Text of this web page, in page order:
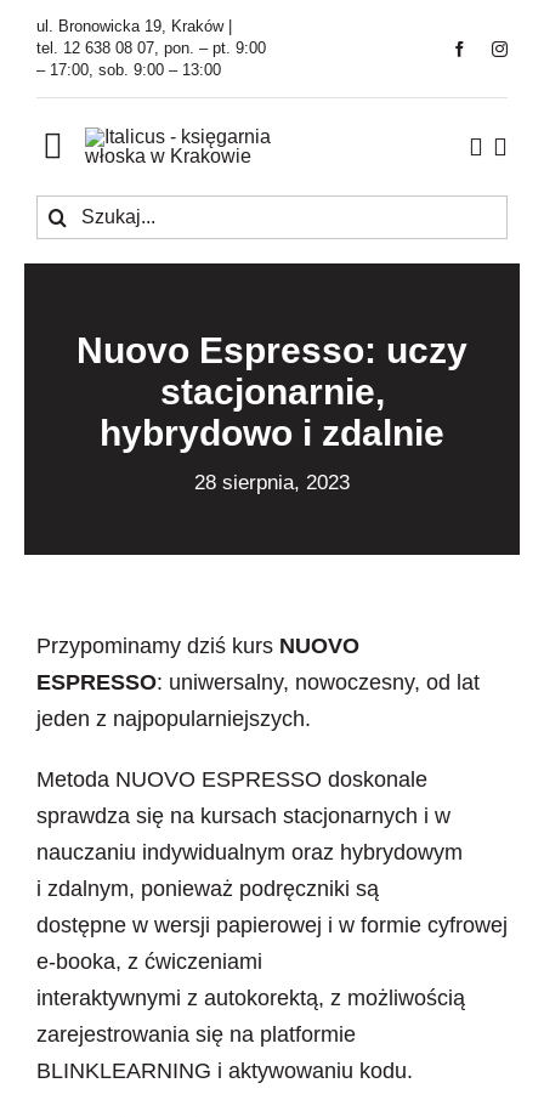
Przejdź
zawartości
ul. Bronowicka 19, Kraków |
tel. 12 638 08 07, pon. – pt. 9:00
– 17:00, sob. 9:00 – 13:00
Toggle
Navigation
Księgarnia
Tłumaczenia
O Firmie
Newsletter
Szukaj
Nuovo Espresso: uczy
stacjonarnie,
hybrydowo i zdalnie
28 sierpnia, 2023
Przypominamy dziś kurs NUOVO
ESPRESSO: uniwersalny, nowoczesny, od lat
jeden z najpopularniejszych.
Metoda NUOVO ESPRESSO doskonale
sprawdza się na kursach stacjonarnych i w
nauczaniu indywidualnym oraz hybrydowym
i zdalnym, ponieważ podręczniki są
dostępne w wersji papierowej i w formie cyfrowej
e-booka, z ćwiczeniami
interaktywnymi z autokorektą, z możliwością
zarejestrowania się na platformie
BLINKLEARNING i aktywowaniu kodu.